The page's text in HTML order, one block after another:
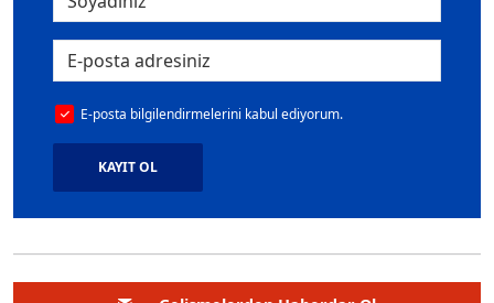
E-posta bilgilendirmelerini kabul ediyorum.
KAYIT OL